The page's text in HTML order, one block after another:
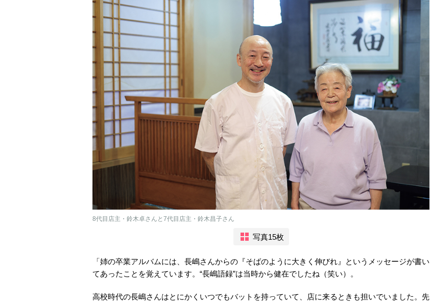
8代目店主・鈴木卓さんと7代目店主・鈴木昌子さん
写真15枚
「姉の卒業アルバムには、長嶋さんからの『そばのように大きく伸びれ』というメッセージが書い
てあったことを覚えています。“長嶋語録”は当時から健在でしたね（笑い）。
高校時代の長嶋さんはとにかくいつでもバットを持っていて、店に来るときも担いでいました。先